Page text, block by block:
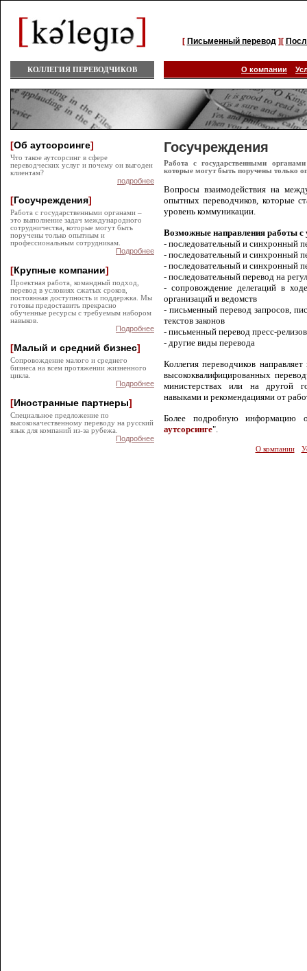
КОЛЛЕГИЯ ПЕРЕВОДЧИКОВ
[ Письменный перевод][
О компании
[Об аутсорсинге]
Что такое аутсорсинг в сфере
переводческих услуг и почему он выгоден
клиентам?
подробнее
[Госучреждения]
Работа с государственными органами –
это выполнение задач международного
сотрудничества, которые могут быть
поручены только опытным и
профессиональным сотрудникам.
Подробнее
[Крупные компании]
Проектная работа, командный подход,
перевод в условиях сжатых сроков,
постоянная доступность и поддержка. Мы
готовы предоставить прекрасно
обученные ресурсы с требуемым набором
навыков.
Подробнее
[Малый и средний бизнес]
Сопровождение малого и среднего
бизнеса на всем протяжении жизненного
цикла.
Подробнее
[Иностранные партнеры]
Специальное предложение по
высококачественному переводу на русский
язык для компаний из-за рубежа.
Подробнее
Госучреждения
Работа с государственными
которые могут быть поручены только
Вопросы взаимодействия на
опытных переводчиков, которые
уровень коммуникации.
Возможные направления работы с
- последовательный и синхронный
- последовательный и синхронный
- последовательный и синхронный
- последовательный перевод на
- сопровождение делегаций в
организаций и ведомств
- письменный перевод запросов,
текстов законов
- письменный перевод пресс-
- другие виды перевода
Коллегия переводчиков
высококвалифицированных
министерствах или на другой
навыками и рекомендациями от
Более подробную информацию
аутсорсинге".
О компании